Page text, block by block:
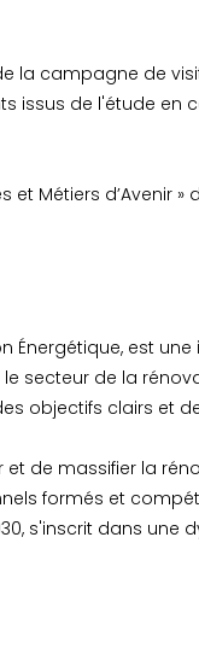
la campagne de
de l'étude en
et Métiers d’Avenir
Énergétique, est
secteur de la
objectifs clairs
et de massifier la
formés et
s'inscrit dans